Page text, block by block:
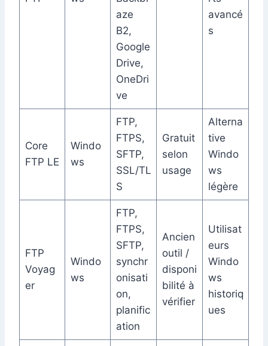
aze
B2,
Google
Drive,
OneDri
ve
avancé
s
Core
FTP LE
Windo
ws
FTP,
FTPS,
SFTP,
SSL/TL
S
Gratuit
selon
usage
Alterna
tive
Windo
ws
légère
FTP
Voyag
er
Windo
ws
FTP,
FTPS,
SFTP,
synchr
onisati
on,
planific
ation
Ancien
outil /
disponi
bilité à
vérifier
Utilisat
eurs
Windo
ws
historiq
ues